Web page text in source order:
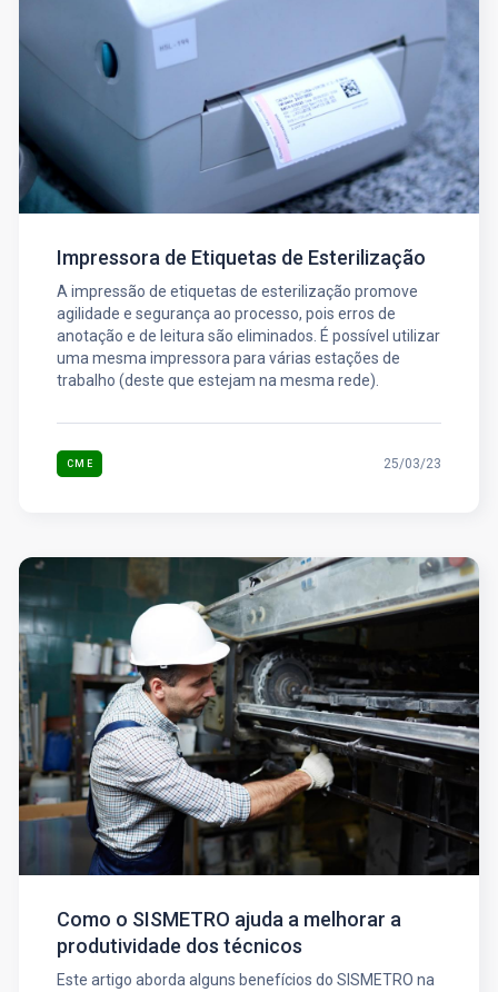
Impressora de Etiquetas de Esterilização
A impressão de etiquetas de esterilização promove
agilidade e segurança ao processo, pois erros de
anotação e de leitura são eliminados. É possível utilizar
uma mesma impressora para várias estações de
trabalho (deste que estejam na mesma rede).
CME 25/03/23
Como o SISMETRO ajuda a melhorar a
produtividade dos técnicos
Este artigo aborda alguns benefícios do SISMETRO na